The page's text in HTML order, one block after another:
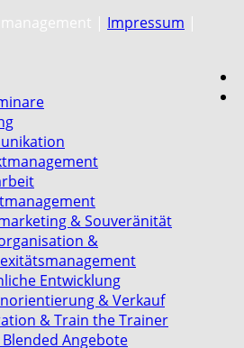
| Impressum |
& Souveränität
&
Entwicklung
& Verkauf
& Train the Trainer
Angebote